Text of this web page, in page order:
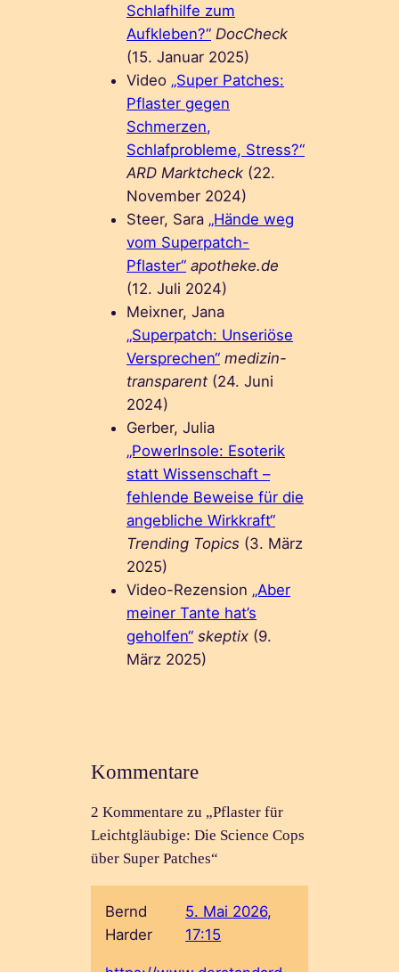
Schlafhilfe zum
Aufkleben?“ DocCheck
(15. Januar 2025)
Video „Super Patches:
Pflaster gegen
Schmerzen,
Schlafprobleme, Stress?“
ARD Marktcheck (22.
November 2024)
Steer, Sara „Hände weg
vom Superpatch-
Pflaster“ apotheke.de
(12. Juli 2024)
Meixner, Jana
„Superpatch: Unseriöse
Versprechen“ medizin-
transparent (24. Juni
2024)
Gerber, Julia
„PowerInsole: Esoterik
statt Wissenschaft –
fehlende Beweise für die
angebliche Wirkkraft“
Trending Topics (3. März
2025)
Video-Rezension „Aber
meiner Tante hat’s
geholfen“ skeptix (9.
März 2025)
Kommentare
2 Kommentare zu „Pflaster für
Leichtgläubige: Die Science Cops
über Super Patches“
Bernd
Harder
5. Mai 2026,
17:15